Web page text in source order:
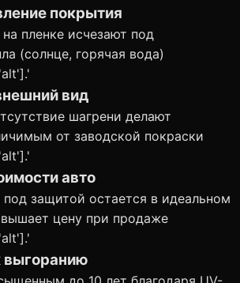
покрытия
пленке исчезают под
(солнце, горячая вода)
вид
шагрени делают
от заводской покраски
авто
под защитой остается в идеальном
цену при продаже
выгоранию